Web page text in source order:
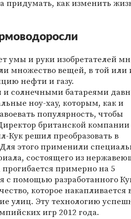
придумать, как изменить
умы и руки изобретателей
множество вещей, в той или
нефти и газу.
и солнечными батареями
ноу-хау, которым, как и
популярность, чтобы
британской компании
Кук решил преобразовать в
этого применили
состоящего из
примерно на 5
с помощью разработанного
которое накапливается
улиц. Эту технологию
игр 2012 года.